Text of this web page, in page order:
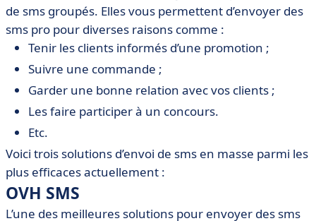
de sms groupés. Elles vous permettent d’envoyer des
sms pro pour diverses raisons comme :
Tenir les clients informés d’une promotion ;
Suivre une commande ;
Garder une bonne relation avec vos clients ;
Les faire participer à un concours.
Etc.
Voici trois solutions d’envoi de sms en masse parmi les
plus efficaces actuellement :
OVH SMS
L’une des meilleures solutions pour envoyer des sms